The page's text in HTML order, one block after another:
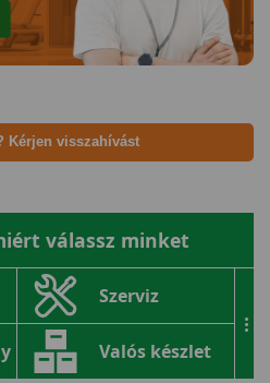
Kérjen visszahívást
válassz minket
Szerviz
Valós készlet
...